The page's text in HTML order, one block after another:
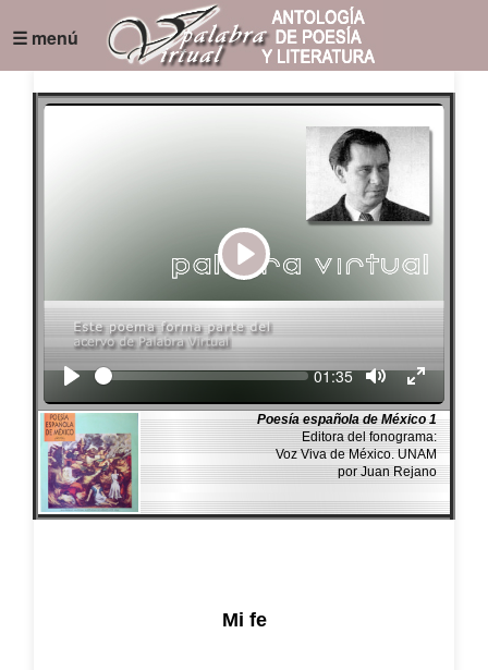
☰ menú
Play
Seek Current
01:35
Poesía española de México 1
Editora del fonograma:
Voz Viva de México. UNAM
por Juan Rejano
Mi fe